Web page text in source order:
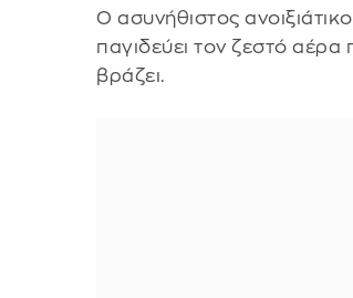
Ο ασυνήθιστος
παγιδεύει τον ζεστό
βράζει.